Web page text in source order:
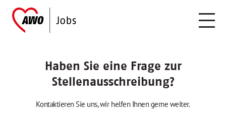
Haben Sie eine Frage zur
Stellenausschreibung?
Kontaktieren Sie uns, wir helfen Ihnen gerne weiter.